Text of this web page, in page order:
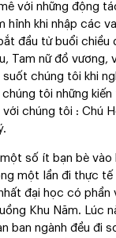
với những động
khi nhập các
đầu từ buổi chiều
Tam nữ đồ vương,
chúng tôi khi
tôi những
chúng tôi : Chú
số ít bạn bè vào
một lần đi thực tế
đại học có phần
Khu Năm. Lúc
ban ngành đều đi